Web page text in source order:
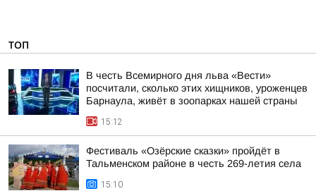
ТОП
В честь Всемирного дня льва «Вести»
посчитали, сколько этих хищников, уроженцев
Барнаула, живёт в зоопарках нашей страны
15:12
Фестиваль «Озёрские сказки» пройдёт в
Тальменском районе в честь 269-летия села
15:10